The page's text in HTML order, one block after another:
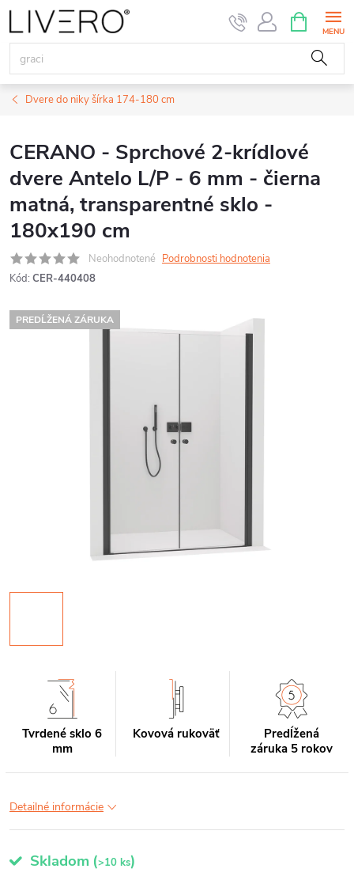
Prejsť
na
obsah
KOŠÍK
Dvere do niky šírka 174-180 cm
CERANO - Sprchové 2-krídlové
dvere Antelo L/P - 6 mm - čierna
matná, transparentné sklo -
180x190 cm
Neohodnotené Podrobnosti hodnotenia
Kód: CER-440408
PREDĹŽENÁ ZÁRUKA
Tvrdené sklo 6
mm
Kovová rukoväť
Predĺžená
záruka 5 rokov
Detailné informácie
Skladom (>10 ks)